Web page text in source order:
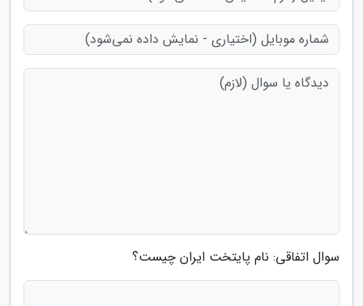
سوال اتفاقی: نام پایتخت ایران چیست؟